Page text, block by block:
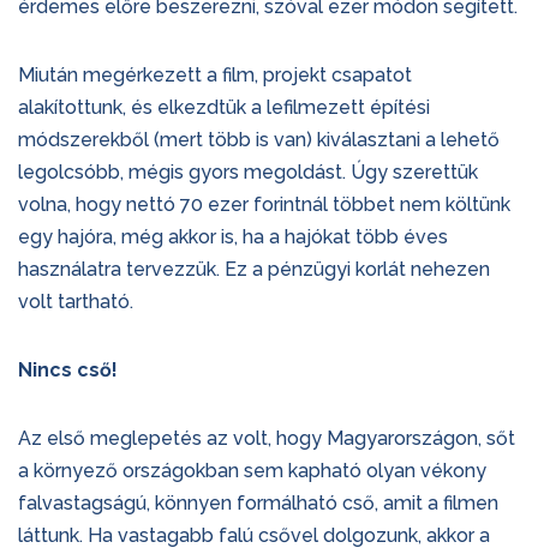
érdemes előre beszerezni, szóval ezer módon segített.
Miután megérkezett a film, projekt csapatot
alakítottunk, és elkezdtük a lefilmezett építési
módszerekből (mert több is van) kiválasztani a lehető
legolcsóbb, mégis gyors megoldást. Úgy szerettük
volna, hogy nettó 70 ezer forintnál többet nem költünk
egy hajóra, még akkor is, ha a hajókat több éves
használatra tervezzük. Ez a pénzügyi korlát nehezen
volt tartható.
Nincs cső!
Az első meglepetés az volt, hogy Magyarországon, sőt
a környező országokban sem kapható olyan vékony
falvastagságú, könnyen formálható cső, amit a filmen
láttunk. Ha vastagabb falú csővel dolgozunk, akkor a